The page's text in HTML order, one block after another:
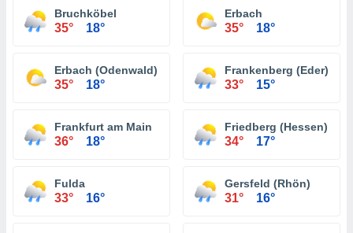
Bruchköbel
35° 18°
Erbach
35° 18°
Erbach (Odenwald)
35° 18°
Frankenberg (Eder)
33° 15°
Frankfurt am Main
36° 18°
Friedberg (Hessen)
34° 17°
Fulda
33° 16°
Gersfeld (Rhön)
31° 16°